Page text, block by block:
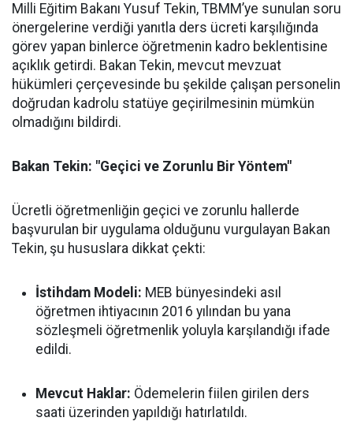
Milli Eğitim Bakanı Yusuf Tekin, TBMM’ye sunulan soru
önergelerine verdiği yanıtla ders ücreti karşılığında
görev yapan binlerce öğretmenin kadro beklentisine
açıklık getirdi. Bakan Tekin, mevcut mevzuat
hükümleri çerçevesinde bu şekilde çalışan personelin
doğrudan kadrolu statüye geçirilmesinin mümkün
olmadığını bildirdi.
Bakan Tekin: "Geçici ve Zorunlu Bir Yöntem"
Ücretli öğretmenliğin geçici ve zorunlu hallerde
başvurulan bir uygulama olduğunu vurgulayan Bakan
Tekin, şu hususlara dikkat çekti:
İstihdam Modeli: MEB bünyesindeki asıl
öğretmen ihtiyacının 2016 yılından bu yana
sözleşmeli öğretmenlik yoluyla karşılandığı ifade
edildi.
Mevcut Haklar: Ödemelerin fiilen girilen ders
saati üzerinden yapıldığı hatırlatıldı.